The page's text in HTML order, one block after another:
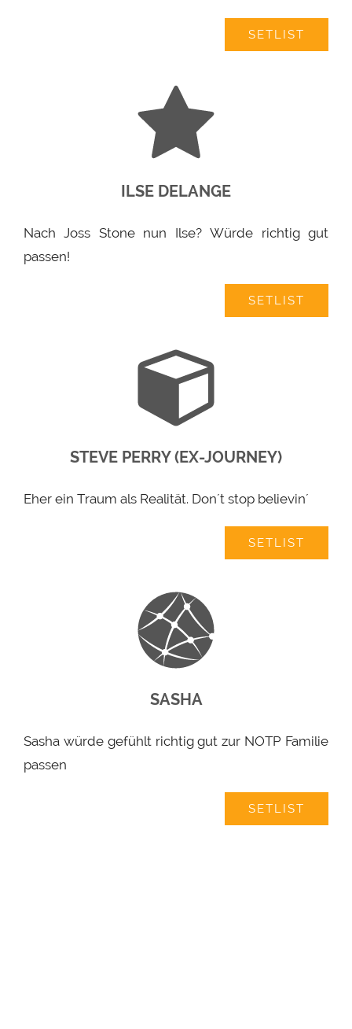
SETLIST
ILSE DELANGE
Nach Joss Stone nun Ilse? Würde richtig gut
passen!
SETLIST
STEVE PERRY (EX-JOURNEY)
Eher ein Traum als Realität. Don´t stop believin´
SETLIST
SASHA
Sasha würde gefühlt richtig gut zur NOTP Familie
passen
SETLIST